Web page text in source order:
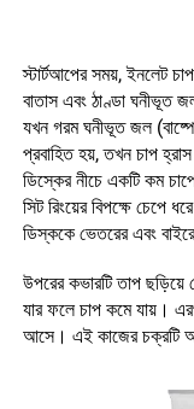
স্টার্টআপের সময়, ইনলেট
বাতাস এবং ঠাণ্ডা ঘনীভূত
যখন গরম ঘনীভূত জল
প্রবাহিত হয়, তখন চাপ
ডিস্কের নীচে একটি কম
সিট রিংয়ের বিপক্ষে চেপে
ডিস্ককে ভেতরের এবং
উপরের কভারটি তাপ ছড়িয়ে
যার ফলে চাপ কমে যায়।
আসে। এই কাজের চক্রটি